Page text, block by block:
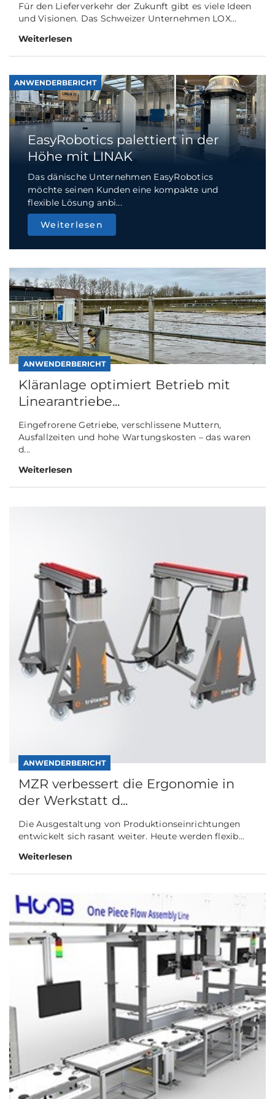
Für den Lieferverkehr der Zukunft gibt es viele Ideen
und Visionen. Das Schweizer Unternehmen LOX...
Weiterlesen
ANWENDERBERICHT
EasyRobotics palettiert in der
Höhe mit LINAK
Das dänische Unternehmen EasyRobotics
möchte seinen Kunden eine kompakte und
flexible Lösung anbi...
Weiterlesen
ANWENDERBERICHT
Kläranlage optimiert Betrieb mit
Linearantriebe...
Eingefrorene Getriebe, verschlissene Muttern,
Ausfallzeiten und hohe Wartungskosten – das waren
d...
Weiterlesen
ANWENDERBERICHT
MZR verbessert die Ergonomie in
der Werkstatt d...
Die Ausgestaltung von Produktionseinrichtungen
entwickelt sich rasant weiter. Heute werden flexib...
Weiterlesen